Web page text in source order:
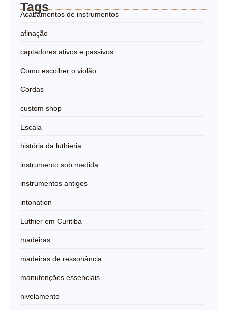
Tags
Acabamentos de instrumentos
afinação
captadores ativos e passivos
Como escolher o violão
Cordas
custom shop
Escala
história da luthieria
instrumento sob medida
instrumentos antigos
intonation
Luthier em Curitiba
madeiras
madeiras de ressonância
manutenções essenciais
nivelamento